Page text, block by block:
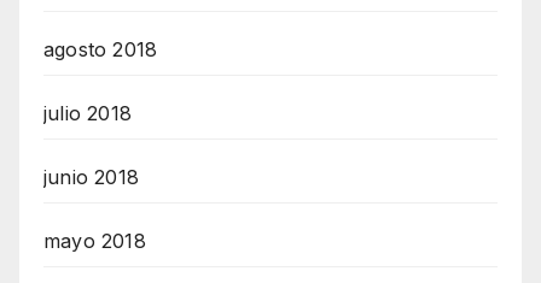
agosto 2018
julio 2018
junio 2018
mayo 2018